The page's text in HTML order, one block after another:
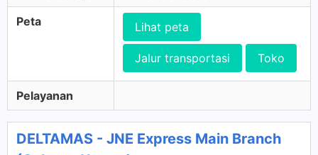
Peta Lihat peta
Jalur transportasi Toko
Pelayanan
DELTAMAS - JNE Express Main Branch